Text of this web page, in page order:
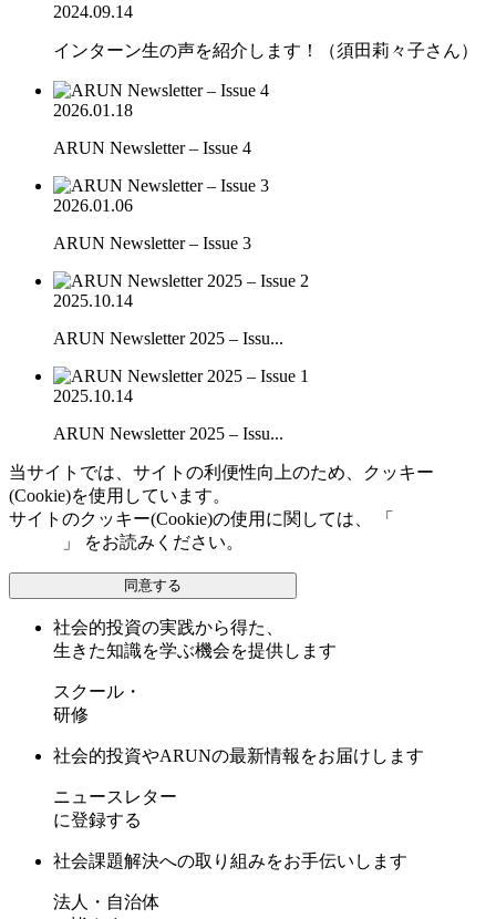
2024.09.14
インターン生の声を紹介します！（須田莉々子さん）
2026.01.18
ARUN Newsletter – Issue 4
2026.01.06
ARUN Newsletter – Issue 3
2025.10.14
ARUN Newsletter 2025 – Issu...
2025.10.14
ARUN Newsletter 2025 – Issu...
当サイトでは、サイトの利便性向上のため、クッキー
(Cookie)を使用しています。
サイトのクッキー(Cookie)の使用に関しては、 「
」 をお読みください。
同意する
社会的投資の実践から得た、
生きた知識を学ぶ機会を提供します
スクール・
研修
社会的投資やARUNの最新情報をお届けします
ニュースレター
に登録する
社会課題解決への取り組みをお手伝いします
法人・自治体